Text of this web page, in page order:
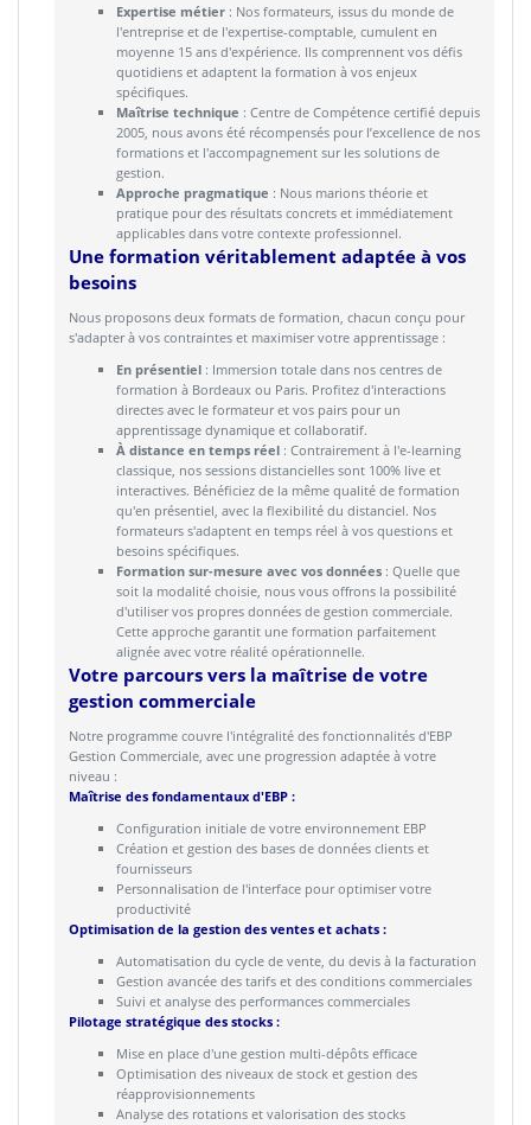
Expertise métier : Nos formateurs, issus du monde de
l'entreprise et de l'expertise-comptable, cumulent en
moyenne 15 ans d'expérience. Ils comprennent vos défis
quotidiens et adaptent la formation à vos enjeux
spécifiques.
Maîtrise technique : Centre de Compétence certifié depuis
2005, nous avons été récompensés pour l’excellence de nos
formations et l'accompagnement sur les solutions de
gestion.
Approche pragmatique : Nous marions théorie et
pratique pour des résultats concrets et immédiatement
applicables dans votre contexte professionnel.
Une formation véritablement adaptée à vos
besoins
Nous proposons deux formats de formation, chacun conçu pour
s'adapter à vos contraintes et maximiser votre apprentissage :
En présentiel : Immersion totale dans nos centres de
formation à Bordeaux ou Paris. Profitez d'interactions
directes avec le formateur et vos pairs pour un
apprentissage dynamique et collaboratif.
À distance en temps réel : Contrairement à l'e-learning
classique, nos sessions distancielles sont 100% live et
interactives. Bénéficiez de la même qualité de formation
qu'en présentiel, avec la flexibilité du distanciel. Nos
formateurs s'adaptent en temps réel à vos questions et
besoins spécifiques.
Formation sur-mesure avec vos données : Quelle que
soit la modalité choisie, nous vous offrons la possibilité
d'utiliser vos propres données de gestion commerciale.
Cette approche garantit une formation parfaitement
alignée avec votre réalité opérationnelle.
Votre parcours vers la maîtrise de votre
gestion commerciale
Notre programme couvre l'intégralité des fonctionnalités d'EBP
Gestion Commerciale, avec une progression adaptée à votre
niveau :
Maîtrise des fondamentaux d'EBP :
Configuration initiale de votre environnement EBP
Création et gestion des bases de données clients et
fournisseurs
Personnalisation de l'interface pour optimiser votre
productivité
Optimisation de la gestion des ventes et achats :
Automatisation du cycle de vente, du devis à la facturation
Gestion avancée des tarifs et des conditions commerciales
Suivi et analyse des performances commerciales
Pilotage stratégique des stocks :
Mise en place d'une gestion multi-dépôts efficace
Optimisation des niveaux de stock et gestion des
réapprovisionnements
Analyse des rotations et valorisation des stocks